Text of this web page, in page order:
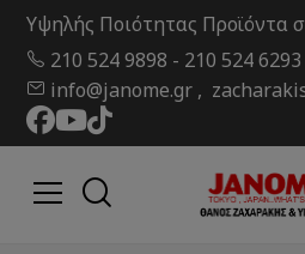
Υψηλής Ποιότητας Προϊόντα
210 524 9898 - 210 524 6293
info@janome.gr ,